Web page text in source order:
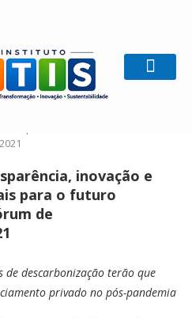
inovação e
para o futuro
de
descarbonização terão que
privado no pós-pandemia